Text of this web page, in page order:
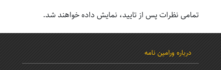
تمامی نظرات پس از تایید، نمایش داده خواهند شد.
درباره ورامین نامه